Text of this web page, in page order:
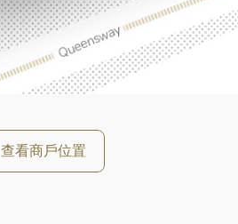
查看商戶位置